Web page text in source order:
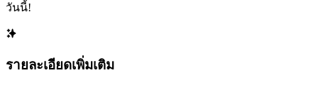
วันนี้!
รายละเอียดเพิ่มเติม